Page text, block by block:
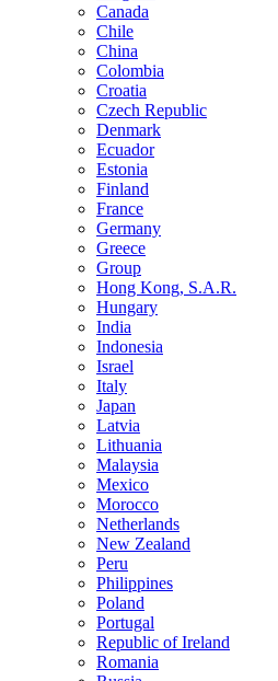
Canada
Chile
China
Colombia
Croatia
Czech Republic
Denmark
Ecuador
Estonia
Finland
France
Germany
Greece
Group
Hong Kong, S.A.R.
Hungary
India
Indonesia
Israel
Italy
Japan
Latvia
Lithuania
Malaysia
Mexico
Morocco
Netherlands
New Zealand
Peru
Philippines
Poland
Portugal
Republic of Ireland
Romania